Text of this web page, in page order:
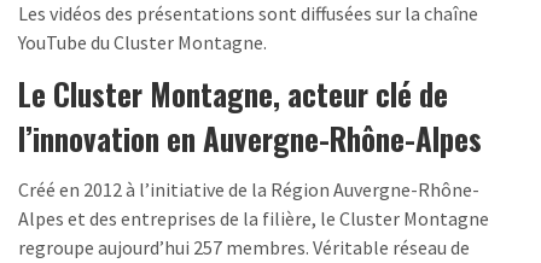
Les vidéos des présentations sont diffusées sur la chaîne
YouTube du Cluster Montagne.
Le Cluster Montagne, acteur clé de
l’innovation en Auvergne-Rhône-Alpes
Créé en 2012 à l’initiative de la Région Auvergne-Rhône-
Alpes et des entreprises de la filière, le Cluster Montagne
regroupe aujourd’hui 257 membres. Véritable réseau de